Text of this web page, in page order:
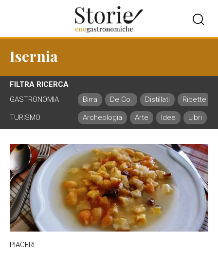
Isernia
FILTRA RICERCA
GASTRONOMIA
Birra De.Co. Distillati Ricette
TURISMO Archeologia Arte Idee Libri
PIACERI